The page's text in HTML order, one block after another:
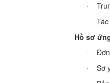
·
·
Hồ sơ
·
· Sơ